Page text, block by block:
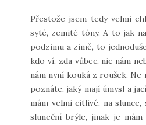
Přestože jsem tedy velmi
syté, zemité tóny. A to jak
podzimu a zimě, to
kdo ví, zda vůbec, nic nám
nám nyní kouká z roušek.
poznáte, jaký mají úmysl a
mám velmi citlivé, na
sluneční brýle, jinak je